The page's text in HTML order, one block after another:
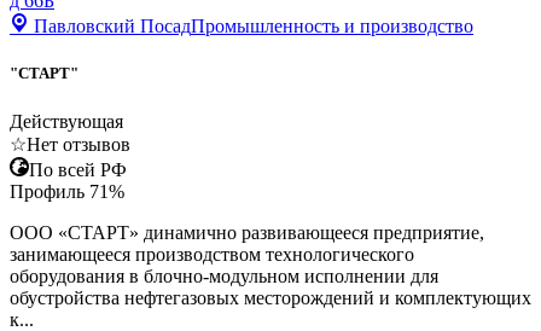
Павловский ПосадПромышленность и производство
"СТАРТ"
Действующая
☆Нет отзывов
По всей РФ
Профиль 71%
ООО «СТАРТ» динамично развивающееся предприятие,
занимающееся производством технологического
оборудования в блочно-модульном исполнении для
обустройства нефтегазовых месторождений и комплектующих
к...